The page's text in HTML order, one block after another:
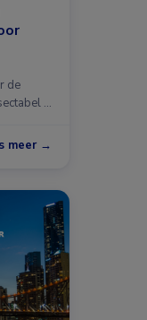
de
…
meer →